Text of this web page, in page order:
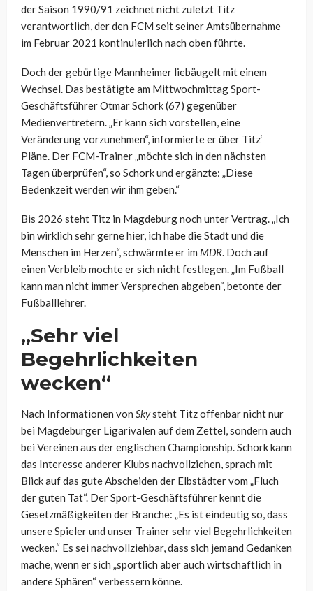
der Saison 1990/91 zeichnet nicht zuletzt Titz
verantwortlich, der den FCM seit seiner Amtsübernahme
im Februar 2021 kontinuierlich nach oben führte.
Doch der gebürtige Mannheimer liebäugelt mit einem
Wechsel. Das bestätigte am Mittwochmittag Sport-
Geschäftsführer Otmar Schork (67) gegenüber
Medienvertretern. „Er kann sich vorstellen, eine
Veränderung vorzunehmen“, informierte er über Titz‘
Pläne. Der FCM-Trainer „möchte sich in den nächsten
Tagen überprüfen“, so Schork und ergänzte: „Diese
Bedenkzeit werden wir ihm geben.“
Bis 2026 steht Titz in Magdeburg noch unter Vertrag. „Ich
bin wirklich sehr gerne hier, ich habe die Stadt und die
Menschen im Herzen“, schwärmte er im MDR. Doch auf
einen Verbleib mochte er sich nicht festlegen. „Im Fußball
kann man nicht immer Versprechen abgeben“, betonte der
Fußballlehrer.
„Sehr viel
Begehrlichkeiten
wecken“
Nach Informationen von Skysteht Titz offenbar nicht nur
bei Magdeburger Ligarivalen auf dem Zettel, sondern auch
bei Vereinen aus der englischen Championship. Schork kann
das Interesse anderer Klubs nachvollziehen, sprach mit
Blick auf das gute Abscheiden der Elbstädter vom „Fluch
der guten Tat“. Der Sport-Geschäftsführer kennt die
Gesetzmäßigkeiten der Branche: „Es ist eindeutig so, dass
unsere Spieler und unser Trainer sehr viel Begehrlichkeiten
wecken.“ Es sei nachvollziehbar, dass sich jemand Gedanken
mache, wenn er sich „sportlich aber auch wirtschaftlich in
andere Sphären“ verbessern könne.